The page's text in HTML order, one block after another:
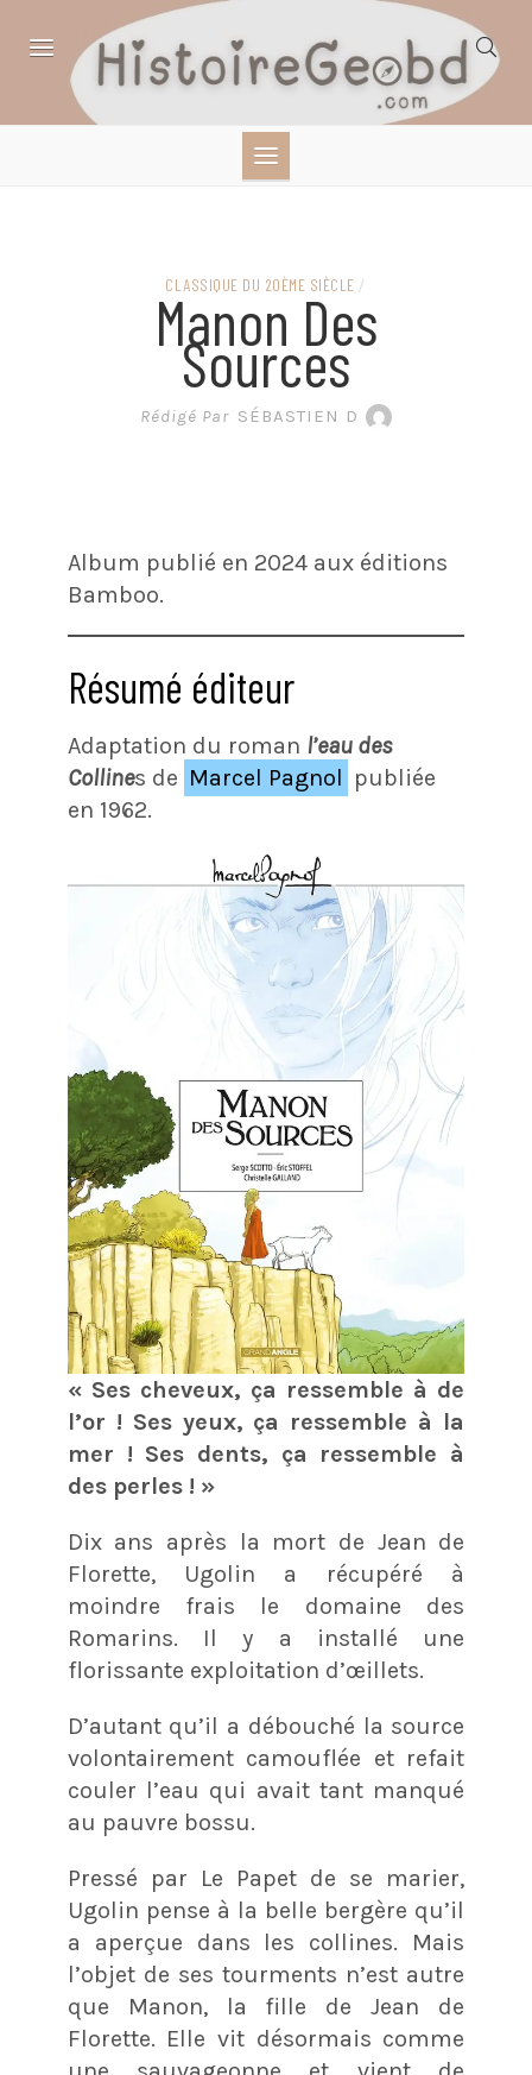
SCIENCES,
LITTÉRATURE EN
BANDE DESSINÉE
CLASSIQUE DU 20ÈME SIÈCLE /
Manon Des
Sources
Rédigé Par SÉBASTIEN D
Album publié en 2024 aux éditions
Bamboo.
Résumé éditeur
Adaptation du roman l’eau des
Collines de Marcel Pagnol publiée
en 1962.
« Ses cheveux, ça ressemble à de
l’or ! Ses yeux, ça ressemble à la
mer ! Ses dents, ça ressemble à
des perles ! »
Dix ans après la mort de Jean de
Florette, Ugolin a récupéré à
moindre frais le domaine des
Romarins. Il y a installé une
florissante exploitation d’œillets.
D’autant qu’il a débouché la source
volontairement camouflée et refait
couler l’eau qui avait tant manqué
au pauvre bossu.
Pressé par Le Papet de se marier,
Ugolin pense à la belle bergère qu’il
a aperçue dans les collines. Mais
l’objet de ses tourments n’est autre
que Manon, la fille de Jean de
Florette. Elle vit désormais comme